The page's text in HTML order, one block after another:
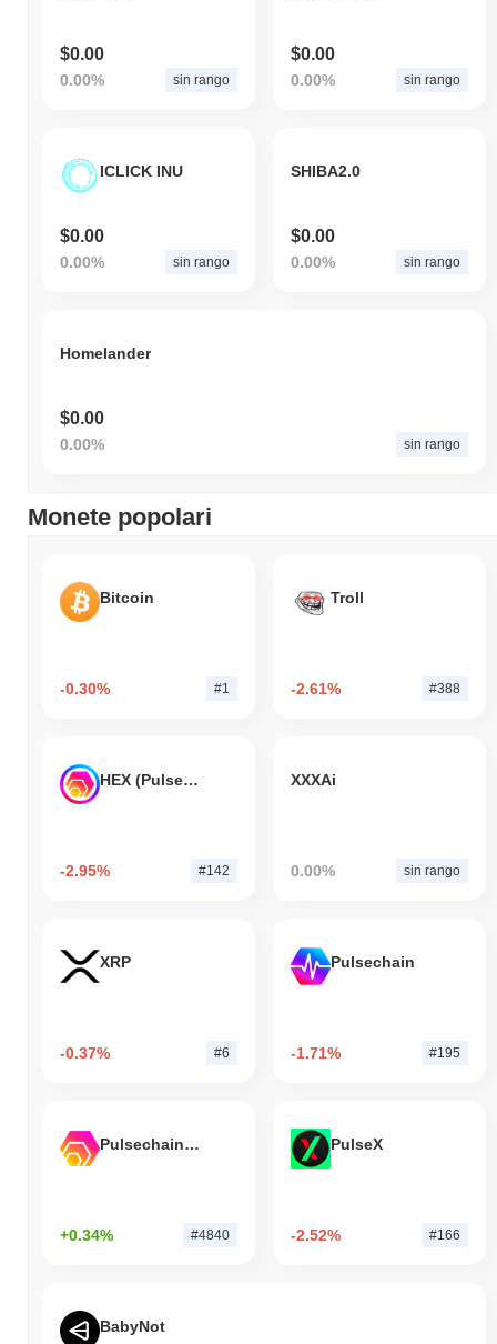
$0.00
0.00% sin rango
$0.00
0.00% sin rango
ICLICK INU
$0.00
0.00% sin rango
SHIBA2.0
$0.00
0.00% sin rango
Homelander
$0.00
0.00% sin rango
Monete popolari
Bitcoin
-0.30% #1
Troll
-2.61% #388
HEX (Pulsechain)
-2.95% #142
XXXAi
0.00% sin rango
XRP
-0.37% #6
Pulsechain
-1.71% #195
Pulsechain Bridged HEX (Pulsechain)
+0.34% #4840
PulseX
-2.52% #166
BabyNot